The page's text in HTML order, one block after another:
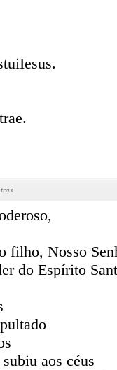
filho, Nosso
do Espírito
aos céus